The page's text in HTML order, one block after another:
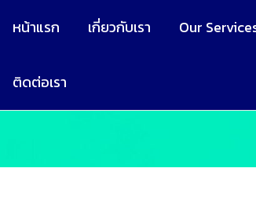
หน้าแรก เกี่ยวกับเรา Our
ติดต่อเรา